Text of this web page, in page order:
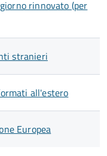
rinnovato (per
stranieri
all'estero
Europea